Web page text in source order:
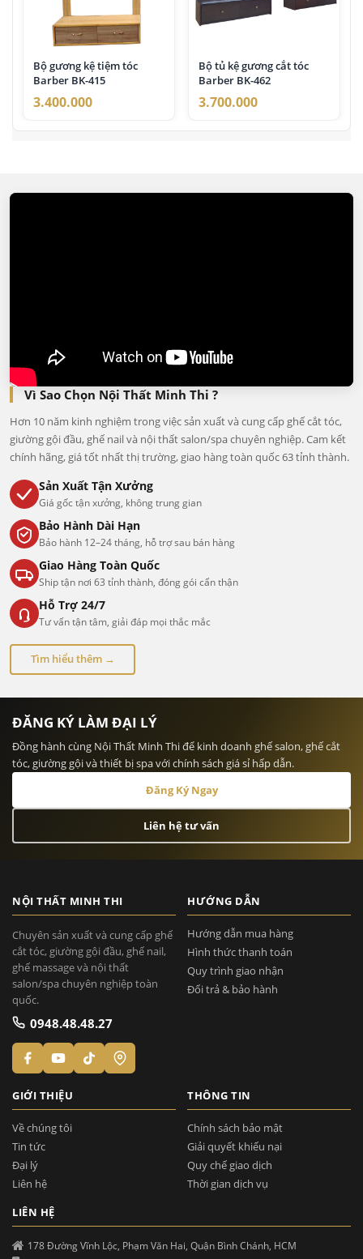
Bộ gương kệ tiệm tóc
Barber BK-415
3.400.000
Bộ tủ kệ gương cắt tóc
Barber BK-462
3.700.000
Vì Sao Chọn Nội Thất Minh Thi ?
Hơn 10 năm kinh nghiệm trong việc sản xuất và cung cấp ghế cắt tóc,
giường gội đầu, ghế nail và nội thất salon/spa chuyên nghiệp. Cam kết
chính hãng, giá tốt nhất thị trường, giao hàng toàn quốc 63 tỉnh thành.
Sản Xuất Tận Xưởng
Giá gốc tận xưởng, không trung gian
Bảo Hành Dài Hạn
Bảo hành 12–24 tháng, hỗ trợ sau bán hàng
Giao Hàng Toàn Quốc
Ship tận nơi 63 tỉnh thành, đóng gói cẩn thận
Hỗ Trợ 24/7
Tư vấn tận tâm, giải đáp mọi thắc mắc
Tìm hiểu thêm →
ĐĂNG KÝ LÀM ĐẠI LÝ
Đồng hành cùng Nội Thất Minh Thi để kinh doanh ghế salon, ghế cắt
tóc, giường gội và thiết bị spa với chính sách giá sỉ hấp dẫn.
Đăng Ký Ngay
Liên hệ tư vấn
NỘI THẤT MINH THI
Chuyên sản xuất và cung cấp ghế
cắt tóc, giường gội đầu, ghế nail,
ghế massage và nội thất
salon/spa chuyên nghiệp toàn
quốc.
0948.48.48.27
GIỚI THIỆU
Về chúng tôi
Tin tức
Đại lý
Liên hệ
HƯỚNG DẪN
Hướng dẫn mua hàng
Hình thức thanh toán
Quy trình giao nhận
Đổi trả & bảo hành
THÔNG TIN
Chính sách bảo mật
Giải quyết khiếu nại
Quy chế giao dịch
Thời gian dịch vụ
LIÊN HỆ
178 Đường Vĩnh Lộc, Phạm Văn Hai, Quận Bình Chánh, HCM